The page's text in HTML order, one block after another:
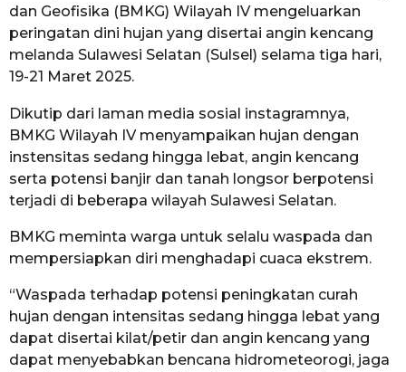
dan Geofisika (BMKG) Wilayah IV mengeluarkan
peringatan dini hujan yang disertai angin kencang
melanda Sulawesi Selatan (Sulsel) selama tiga hari,
19-21 Maret 2025.
Dikutip dari laman media sosial instagramnya,
BMKG Wilayah IV menyampaikan hujan dengan
instensitas sedang hingga lebat, angin kencang
serta potensi banjir dan tanah longsor berpotensi
terjadi di beberapa wilayah Sulawesi Selatan.
BMKG meminta warga untuk selalu waspada dan
mempersiapkan diri menghadapi cuaca ekstrem.
“Waspada terhadap potensi peningkatan curah
hujan dengan intensitas sedang hingga lebat yang
dapat disertai kilat/petir dan angin kencang yang
dapat menyebabkan bencana hidrometeorogi, jaga